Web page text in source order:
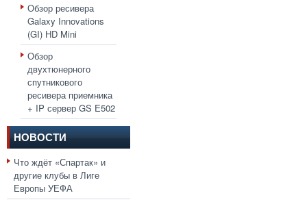
Обзор ресивера
Galaxy Innovations
(GI) HD Mini
Обзор
двухтюнерного
спутникового
ресивера приемника
+ IP сервер GS E502
НОВОСТИ
Что ждёт «Спартак» и
другие клубы в Лиге
Европы УЕФА